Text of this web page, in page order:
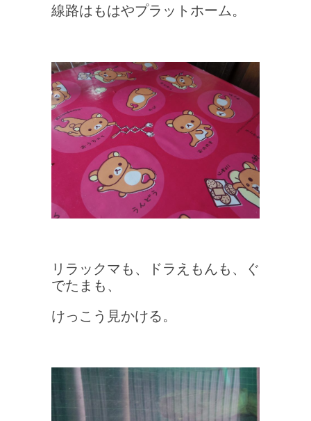
線路はもはやプラットホーム。
リラックマも、ドラえもんも、ぐ
でたまも、
けっこう見かける。